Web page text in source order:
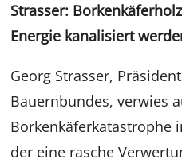
Strasser:
Energie kanalisiert
Georg Strasser,
Bauernbundes, verwies
Borkenkäferkatastrophe
der eine rasche